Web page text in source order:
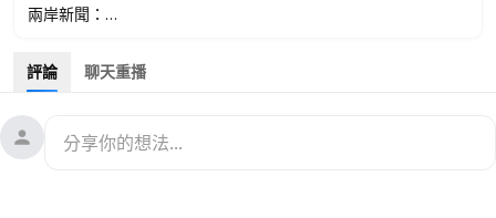
兩岸新聞：
05:35
重磅會議推遲 習陷權力危機 謀借美國反擊
12:09
國際新聞：
16:27
評論 聊天重播